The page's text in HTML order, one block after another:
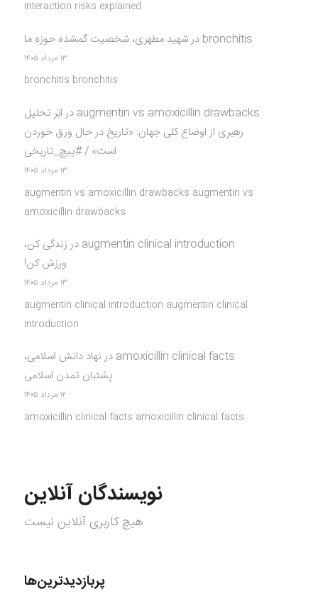
interaction risks explained
bronchitis درشهید مطهری، شخصیت گمشده حوزه ما
۱۳ مرداد ۱۴۰۵
bronchitis bronchitis
augmentin vs amoxicillin drawbacks در ابَر تحلیل
رهبری از اوضاع کلی جهان: «تاریخ در حال ورق خوردن
است» / #پیچ_تاریخی
۱۳ مرداد ۱۴۰۵
augmentin vs amoxicillin drawbacks augmentin vs
amoxicillin drawbacks
augmentin clinical introduction در زندگی کن،
ورزش کن!
۱۳ مرداد ۱۴۰۵
augmentin clinical introduction augmentin clinical
introduction
amoxicillin clinical facts درنهاد دانش اسلامی،
پشتبان تمدن اسلامی
۱۲ مرداد ۱۴۰۵
amoxicillin clinical facts amoxicillin clinical facts
نویسندگان آنلاین
هیچ کاربری آنلاین نیست
پربازدیدترین‌ها